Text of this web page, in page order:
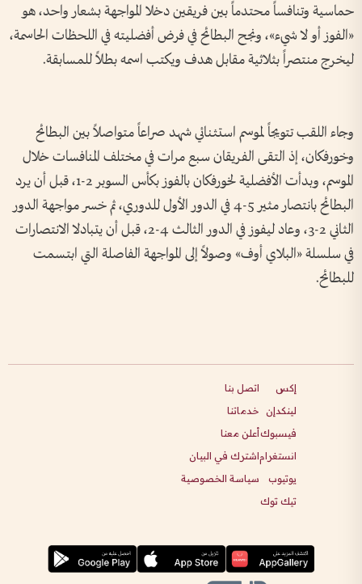
حماسية وتنافساً محتدماً بين فريقين دخلا المواجهة بشعار واحد، هو
«الفوز أو لا شيء»، ونجح البطائح في فرض أفضليته في اللحظات الحاسمة،
ليخرج منتصراً بثلاثية مقابل هدف ويكتب اسمه بطلاً للمسابقة.
وجاء اللقب تتويجاً لموسم استثنائي شهد صراعاً متواصلاً بين البطائح
وخورفكان، إذ التقى الفريقان سبع مرات في مختلف المنافسات خلال
الموسم، وبدأت الأفضلية لخورفكان بالفوز بكأس السوبر 2-1، قبل أن يرد
البطائح بانتصار مثير 5-4 في الدور الأول للدوري، ثم خسر مواجهة الدور
الثاني 2-3، وعاد ليفوز في الدور الثالث 4-2، قبل أن يتبادلا الانتصارات
في سلسلة «البلاي أوف» وصولاً إلى المواجهة الفاصلة التي ابتسمت
للبطائح.
إكس
لينكدإن
فيسبوك
انستغرام
يوتيوب
تيك توك
اتصل بنا
خدماتنا
أعلن معنا
اشترك في البيان
سياسة الخصوصية